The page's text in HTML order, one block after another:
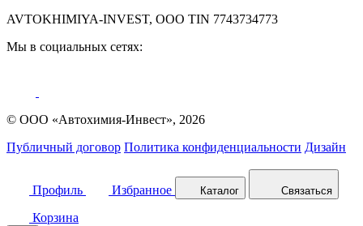
AVTOKHIMIYA-INVEST, OOO TIN 7743734773
Мы в социальных сетях:
© ООО «Автохимия-Инвест», 2026
Публичный договор Политика конфиденциальности Дизайн
Профиль Избранное Каталог Связаться
Корзина